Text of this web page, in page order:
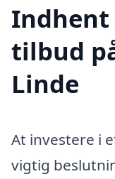
tilbud
Linde
At investere i
vigtig